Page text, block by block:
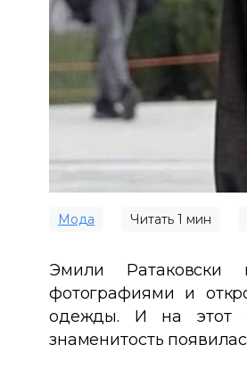
Мода Читать 1 мин
Эмили Ратаковски
фотографиями и
одежды. И на этот
знаменитость